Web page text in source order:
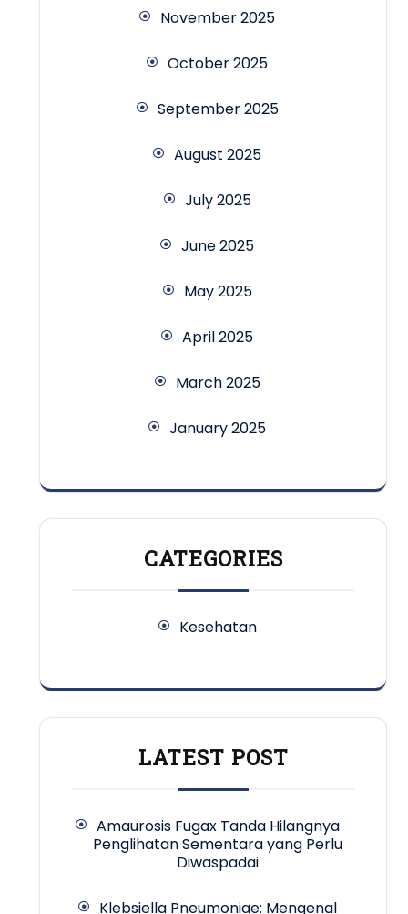
November 2025
October 2025
September 2025
August 2025
July 2025
June 2025
May 2025
April 2025
March 2025
January 2025
CATEGORIES
Kesehatan
LATEST POST
Amaurosis Fugax Tanda Hilangnya
Penglihatan Sementara yang Perlu
Diwaspadai
Klebsiella Pneumoniae: Mengenal